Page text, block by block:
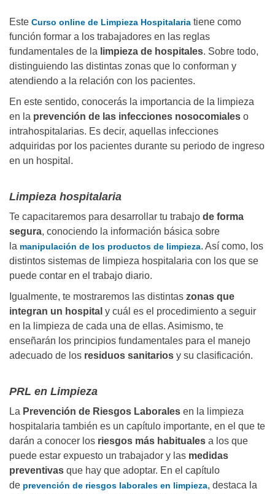
Este Curso online de Limpieza Hospitalaria tiene como
función formar a los trabajadores en las reglas
fundamentales de la limpieza de hospitales. Sobre todo,
distinguiendo las distintas zonas que lo conforman y
atendiendo a la relación con los pacientes.
En este sentido, conocerás la importancia de la limpieza
en la prevención de las infecciones nosocomiales o
intrahospitalarias. Es decir, aquellas infecciones
adquiridas por los pacientes durante su periodo de ingreso
en un hospital.
Limpieza hospitalaria
Te capacitaremos para desarrollar tu trabajo de forma
segura, conociendo la información básica sobre
la manipulación de los productos de limpieza. Así como, los
distintos sistemas de limpieza hospitalaria con los que se
puede contar en el trabajo diario.
Igualmente, te mostraremos las distintas zonas que
integran un hospital y cuál es el procedimiento a seguir
en la limpieza de cada una de ellas. Asimismo, te
enseñarán los principios fundamentales para el manejo
adecuado de los residuos sanitarios y su clasificación.
PRL en Limpieza
La Prevención de Riesgos Laborales en la limpieza
hospitalaria también es un capítulo importante, en el que te
darán a conocer los riesgos más habituales a los que
puede estar expuesto un trabajador y las medidas
preventivas que hay que adoptar. En el capítulo
de prevención de riesgos laborales en limpieza, destaca la